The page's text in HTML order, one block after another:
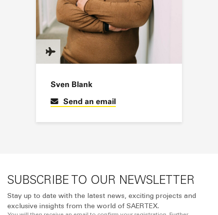
Sven Blank
Send an email
SUBSCRIBE TO OUR NEWSLETTER
Stay up to date with the latest news, exciting projects and
exclusive insights from the world of SAERTEX.